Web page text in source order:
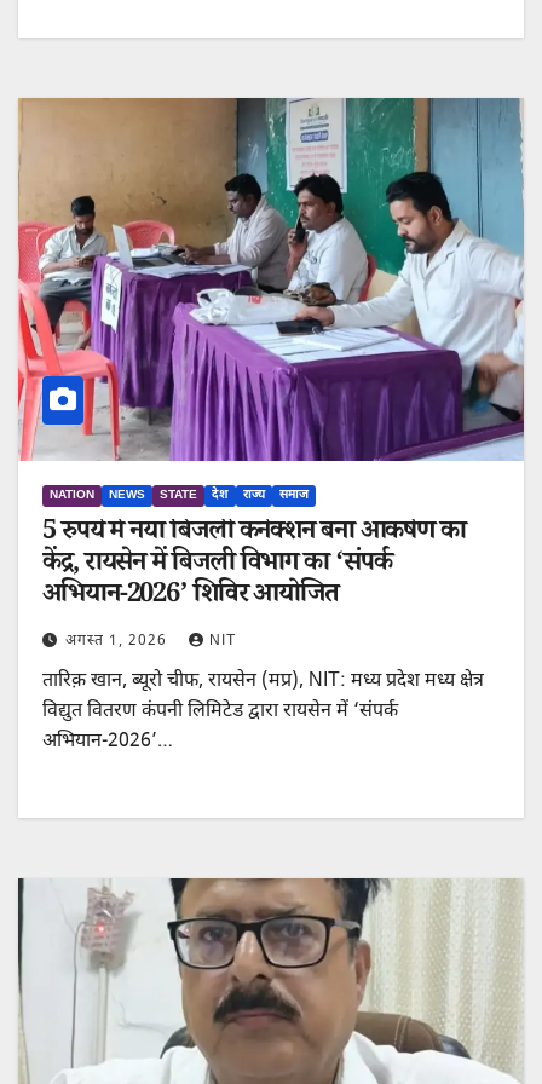
NATION NEWS STATE देश राज्य समाज
5 रुपये में नया बिजली कनेक्शन बना आकर्षण का
केंद्र, रायसेन में बिजली विभाग का ‘संपर्क
अभियान-2026’ शिविर आयोजित
अगस्त 1, 2026 NIT
तारिक़ खान, ब्यूरो चीफ, रायसेन (मप्र), NIT: मध्य प्रदेश मध्य क्षेत्र
विद्युत वितरण कंपनी लिमिटेड द्वारा रायसेन में ‘संपर्क
अभियान-2026’…